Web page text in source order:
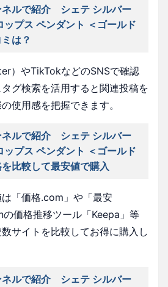
ネルで紹介 シェテ シルバー
ップス ペンダント ＜ゴールド
は？
）やTikTokなどのSNSで確認
グ検索を活用すると関連投稿を
使用感を把握できます。
ネルで紹介 シェテ シルバー
ップス ペンダント ＜ゴールド
比較して最安値で購入
「価格.com」や「最安
価格推移ツール「Keepa」等
サイトを比較してお得に購入し
ネルで紹介 シェテ シルバー